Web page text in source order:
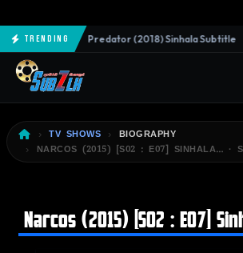
Trending
NEW The Predator (2018) Sinhala Subtitle
TV SHOWS
BIOGRAPHY
NARCOS (2015) [S02 : E07] SINHALA… ·
Narcos (2015) [S02 : E07]